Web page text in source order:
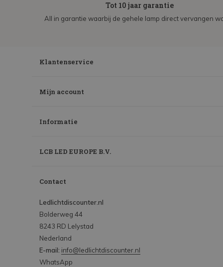
Tot 10 jaar garantie
All in garantie waarbij de gehele lamp direct vervangen
Klantenservice
Mijn account
Informatie
LCB LED EUROPE B.V.
Contact
Ledlichtdiscounter.nl
Bolderweg 44
8243 RD Lelystad
Nederland
E-mail: info@ledlichtdiscounter.nl
WhatsApp